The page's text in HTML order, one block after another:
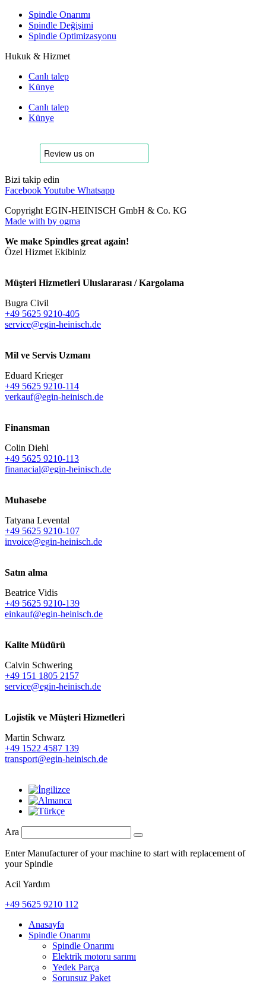
Spindle Onarımı
Spindle Değişimi
Spindle Optimizasyonu
Hukuk & Hizmet
Canlı talep
Künye
Canlı talep
Künye
Bizi takip edin
FacebookYoutube Whatsapp
Copyright EGIN-HEINISCH GmbH & Co. KG
Made with by ogma
We make Spindles great again!
Özel Hizmet Ekibiniz
Müşteri Hizmetleri Uluslararası / Kargolama
Bugra Civil
+49 5625 9210-405
service@egin-heinisch.de
Mil ve Servis Uzmanı
Eduard Krieger
+49 5625 9210-114
verkauf@egin-heinisch.de
Finansman
Colin Diehl
+49 5625 9210-113
finanacial@egin-heinisch.de
Muhasebe
Tatyana Levental
+49 5625 9210-107
invoice@egin-heinisch.de
Satın alma
Beatrice Vidis
+49 5625 9210-139
einkauf@egin-heinisch.de
Kalite Müdürü
Calvin Schwering
+49 151 1805 2157
service@egin-heinisch.de
Lojistik ve Müşteri Hizmetleri
Martin Schwarz
+49 1522 4587 139
transport@egin-heinisch.de
Ara
Enter Manufacturer of your machine to start with replacement of
your Spindle
Acil Yardım
+49 5625 9210 112
Anasayfa
Spindle Onarımı
Spindle Onarımı
Elektrik motoru sarımı
Yedek Parça
Sorunsuz Paket